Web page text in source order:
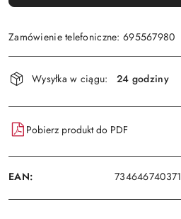
Zamówienie telefoniczne: 695567980
Dostępność
i
dostawa
Wysyłka w ciągu: 24 godziny
Pobierz produkt do PDF
EAN: 734646740371